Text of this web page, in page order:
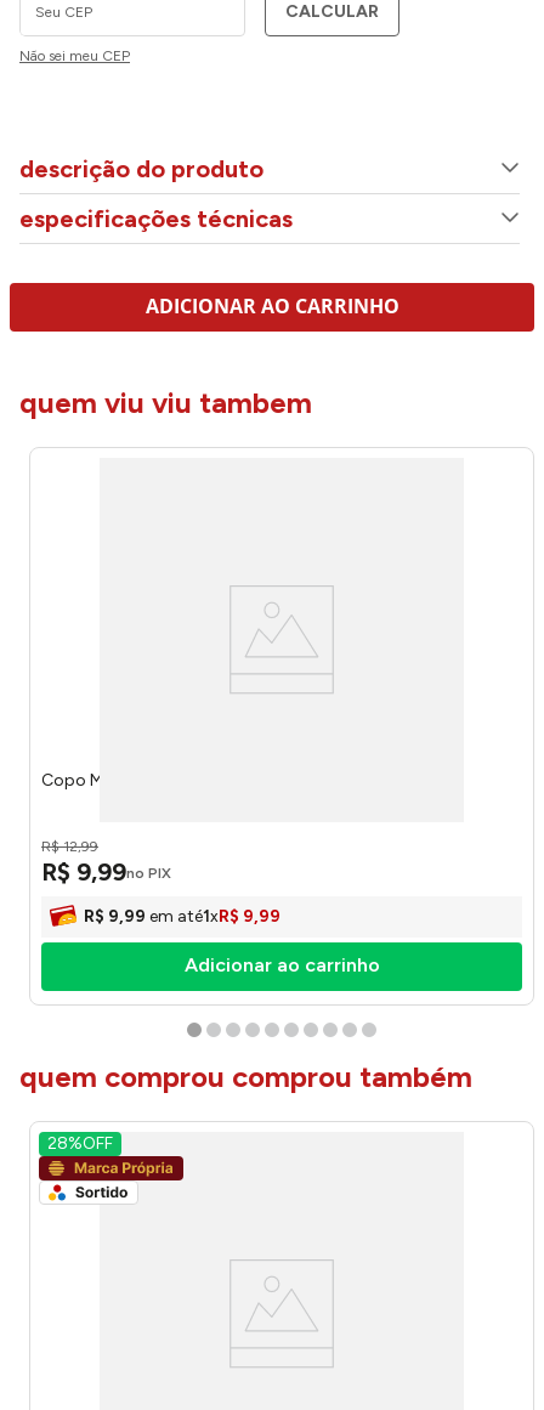
CALCULAR
Não sei meu CEP
descrição do produto
especificações técnicas
ADICIONAR AO CARRINHO
quem viu viu tambem
Copo Medidor Plástico 500ml 17153 - Plasútil
R$ 12,99
R$ 9,99no PIX
R$ 9,99 em até1xR$ 9,99
Adicionar ao carrinho
quem comprou comprou também
28%OFF